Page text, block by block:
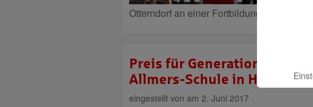
Otterndorf an einer Fortbildungsreihe teil,
Preis für
Allmers-Schule in Hagen
eingestellt von am 2. Juni 2017